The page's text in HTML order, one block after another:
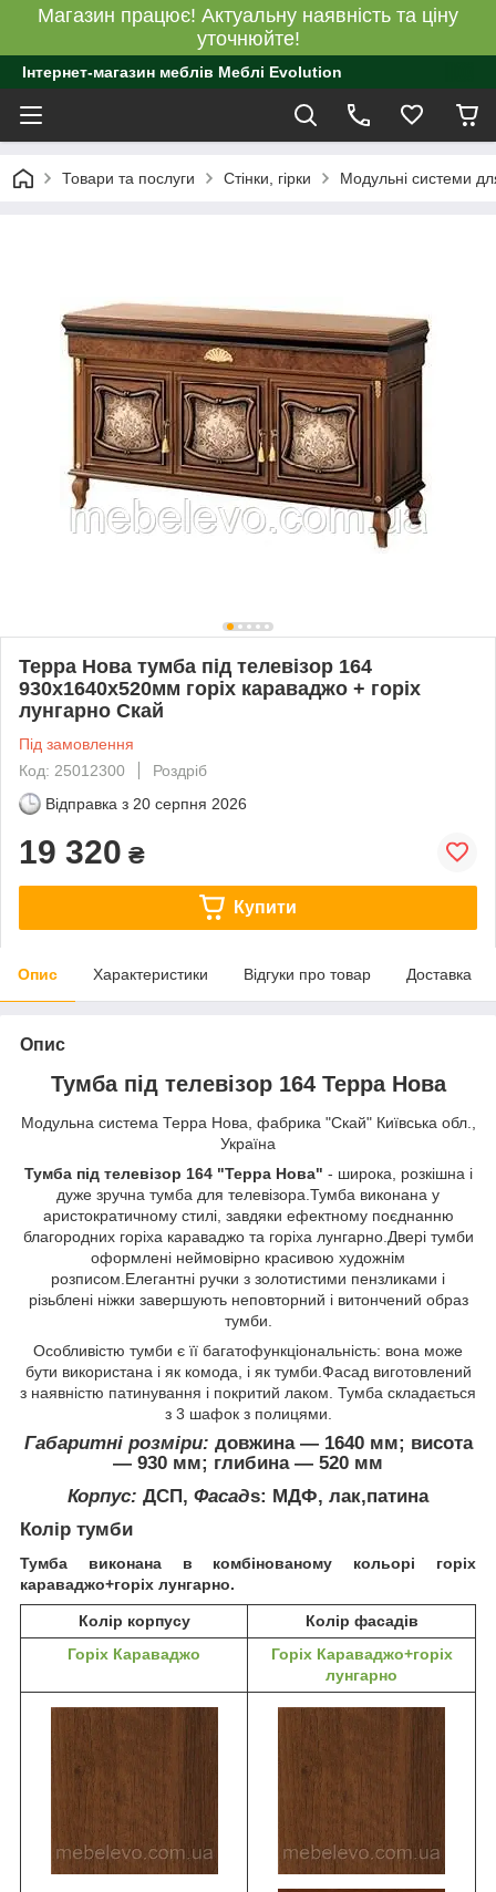
Магазин працює! Актуальну наявність та ціну
уточнюйте!
Інтернет-магазин меблів Меблі Evolution
Товари та послуги Стінки, гірки Модульні системи
Терра Нова тумба під телевізор 164
930х1640х520мм горіх караваджо + горіх
лунгарно Скай
Під замовлення
Код: 25012300
Роздріб
Відправка з 20 серпня 2026
19 320 ₴
Купити
Опис Характеристики Відгуки про товар Доставка
Опис
Тумба під телевізор 164 Терра Нова
Модульна система Терра Нова, фабрика "Скай" Київська обл.,
Україна
Тумба під телевізор 164 "Терра Нова" - широка, розкішна і
дуже зручна тумба для телевізора.Тумба виконана у
аристократичному стилі, завдяки ефектному поєднанню
благородних горіха караваджо та горіха лунгарно.Двері тумби
оформлені неймовірно красивою художнім
розписом.Елегантні ручки з золотистими пензликами і
різьблені ніжки завершують неповторний і витончений образ
тумби.
Особливістю тумби є її багатофункціональність: вона може
бути використана і як комода, і як тумби.Фасад виготовлений
з наявністю патинування і покритий лаком. Тумба складається
з 3 шафок з полицями.
Габаритні розміри: довжина ― 1640 мм; висота
― 930 мм; глибина ― 520 мм
Корпус: ДСП, Фасадs: МДФ, лак,патина
Колір тумби
Тумба виконана в комбінованому кольорі горіх
караваджо+горіх лунгарно.
Колір корпусу
Колір фасадів
Горіх Караваджо
Горіх Караваджо+горіх
лунгарно